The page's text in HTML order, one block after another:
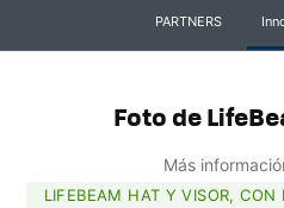
PARTNERS
Foto de
Más
LIFEBEAM HAT Y VISOR,